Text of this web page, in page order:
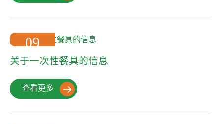
09
2022-10
关于一次性餐具的信息
查看更多 